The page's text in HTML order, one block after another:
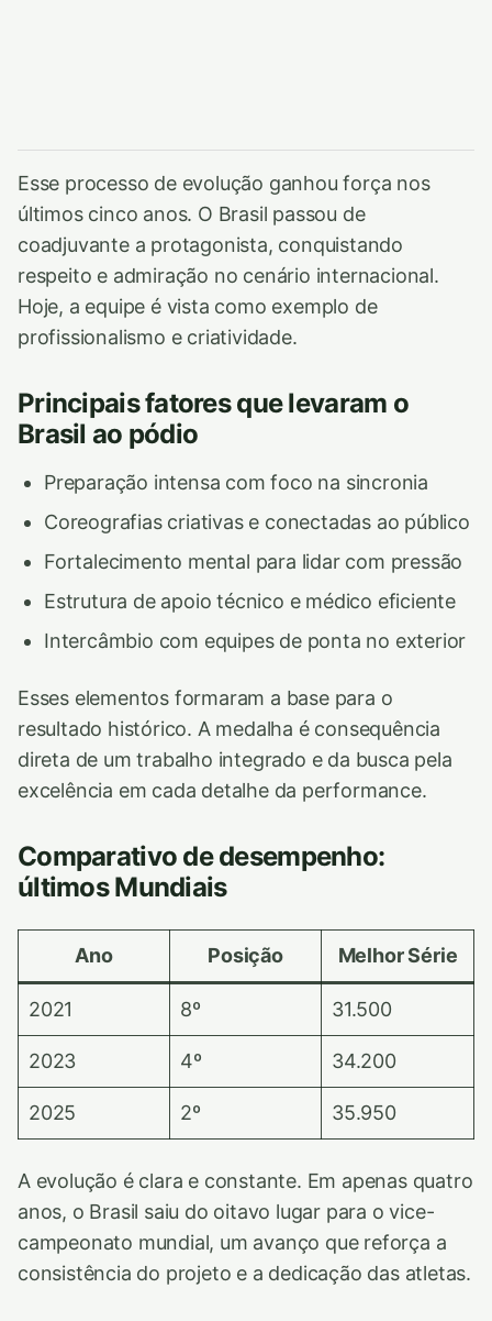
Esse processo de evolução ganhou força nos
últimos cinco anos. O Brasil passou de
coadjuvante a protagonista, conquistando
respeito e admiração no cenário internacional.
Hoje, a equipe é vista como exemplo de
profissionalismo e criatividade.
Principais fatores que levaram o
Brasil ao pódio
Preparação intensa com foco na sincronia
Coreografias criativas e conectadas ao público
Fortalecimento mental para lidar com pressão
Estrutura de apoio técnico e médico eficiente
Intercâmbio com equipes de ponta no exterior
Esses elementos formaram a base para o
resultado histórico. A medalha é consequência
direta de um trabalho integrado e da busca pela
excelência em cada detalhe da performance.
Comparativo de desempenho:
últimos Mundiais
Ano Posição Melhor Série
2021 8º 31.500
2023 4º 34.200
2025 2º 35.950
A evolução é clara e constante. Em apenas quatro
anos, o Brasil saiu do oitavo lugar para o vice-
campeonato mundial, um avanço que reforça a
consistência do projeto e a dedicação das atletas.